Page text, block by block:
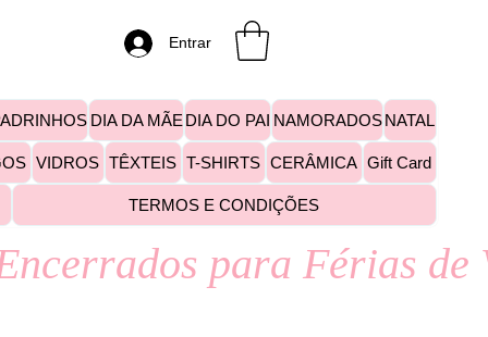
Entrar
DIA DA MÃE DIA DO PAI NAMORADOSNATAL
VIDROS TÊXTEIS T-SHIRTS CERÂMICA Gift Card
TERMOS E CONDIÇÕES